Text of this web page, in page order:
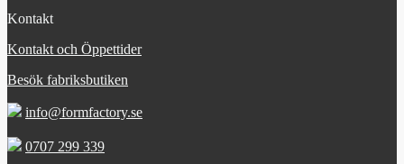
Kontakt
Kontakt och Öppettider
Besök fabriksbutiken
info@formfactory.se
0707 299 339